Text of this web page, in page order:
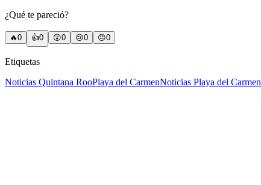
¿Qué te pareció?
🔥0 👍0 😲0 😢0 😠0
Etiquetas
Noticias Quintana RooPlaya del CarmenNoticias Playa del Carmen